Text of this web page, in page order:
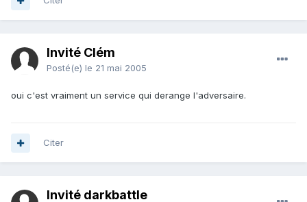
Invité Clém
Posté(e) le 21 mai 2005
oui c'est vraiment un service qui derange l'adversaire.
Citer
Invité darkbattle